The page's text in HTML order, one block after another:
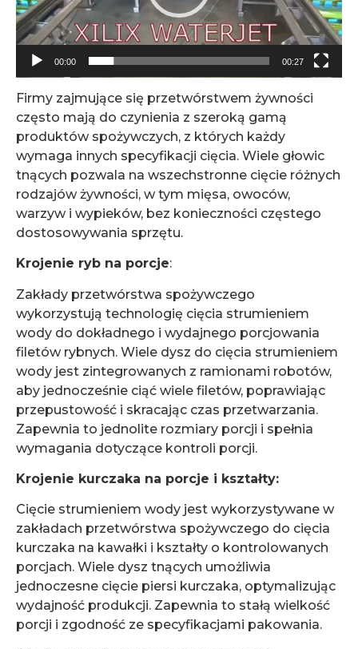
00:00 00:27
Firmy zajmujące się przetwórstwem żywności
często mają do czynienia z szeroką gamą
produktów spożywczych, z których każdy
wymaga innych specyfikacji cięcia. Wiele głowic
tnących pozwala na wszechstronne cięcie różnych
rodzajów żywności, w tym mięsa, owoców,
warzyw i wypieków, bez konieczności częstego
dostosowywania sprzętu.
Krojenie ryb na porcje:
Zakłady przetwórstwa spożywczego
wykorzystują technologię cięcia strumieniem
wody do dokładnego i wydajnego porcjowania
filetów rybnych. Wiele dysz do cięcia strumieniem
wody jest zintegrowanych z ramionami robotów,
aby jednocześnie ciąć wiele filetów, poprawiając
przepustowość i skracając czas przetwarzania.
Zapewnia to jednolite rozmiary porcji i spełnia
wymagania dotyczące kontroli porcji.
Krojenie kurczaka na porcje i kształty:
Cięcie strumieniem wody jest wykorzystywane w
zakładach przetwórstwa spożywczego do cięcia
kurczaka na kawałki i kształty o kontrolowanych
porcjach. Wiele dysz tnących umożliwia
jednoczesne cięcie piersi kurczaka, optymalizując
wydajność produkcji. Zapewnia to stałą wielkość
porcji i zgodność ze specyfikacjami pakowania.